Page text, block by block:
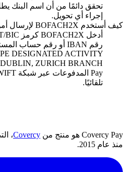
تحقق دائمًا من أن اسم البنك
إجراء أي تحويل.
كيف أستخدم BOFACH2X لإرسال أموال دوليًا؟
DESIGNATED ACTIVITY
تلقائيًا.
Covercy Pay هو منتج من Covercy،
منذ عام 2015.